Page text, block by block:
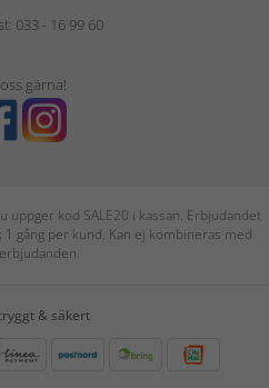
033 - 16 99 60
gärna!
uppger kod SALE20 i kassan. Erbjudandet
gång per kund. Kan ej kombineras med
& säkert